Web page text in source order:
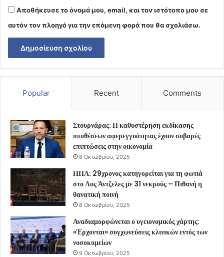
Αποθήκευσε το όνομά μου, email, και τον ιστότοπο μου σε
αυτόν τον πλοηγό για την επόμενη φορά που θα σχολιάσω.
Popular Recent Comments
Στουρνάρας: Η καθυστέρηση εκδίκασης
υποθέσεων αφερεγγυότητας έχουν σοβαρές
επιπτώσεις στην οικονομία
8 Οκτωβρίου, 2025
ΗΠΑ: 29χρονος κατηγορείται για τη φωτιά
στο Λος Άντζελες με 31 νεκρούς – Πιθανή η
θανατική ποινή
8 Οκτωβρίου, 2025
Αναδιαμορφώνεται ο υγειονομικός χάρτης:
«Έρχονται» συγχωνεύσεις κλινικών εντός των
νοσοκομείων
9 Οκτωβρίου, 2025